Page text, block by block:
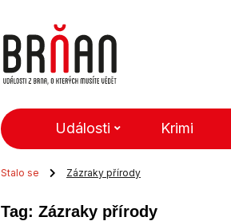
Události Krimi
Stalo se Zázraky přírody
Tag: Zázraky přírody